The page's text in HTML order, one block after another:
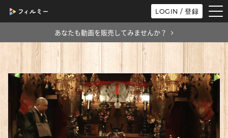
LOGIN / 登録
あなたも動画を販売してみませんか？